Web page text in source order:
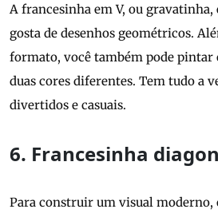
A francesinha em V, ou gravatinha,
gosta de desenhos geométricos.
formato, você também pode pintar
duas cores diferentes. Tem tudo a
divertidos e casuais.
6. Francesinha
Para construir um visual moderno,